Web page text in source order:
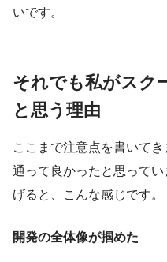
いです。
それでも私がスク
と思う理由
ここまで注意点を書いて
通って良かったと思って
げると、こんな感じです。
開発の全体像が掴めた